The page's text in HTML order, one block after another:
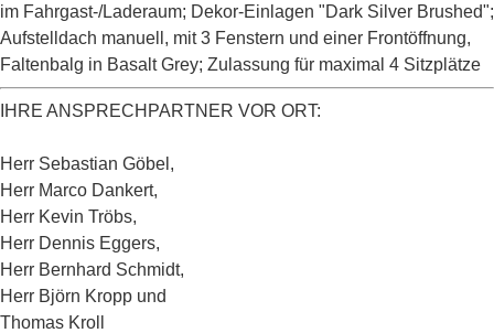
im Fahrgast-/Laderaum; Dekor-Einlagen "Dark Silver Brushed";
Aufstelldach manuell, mit 3 Fenstern und einer Frontöffnung,
Faltenbalg in Basalt Grey; Zulassung für maximal 4 Sitzplätze
IHRE ANSPRECHPARTNER VOR ORT:
Herr Sebastian Göbel,
Herr Marco Dankert,
Herr Kevin Tröbs,
Herr Dennis Eggers,
Herr Bernhard Schmidt,
Herr Björn Kropp und
Thomas Kroll